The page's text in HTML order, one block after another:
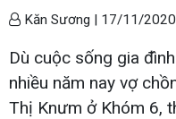
Kăn Sương | 17/11/
Dù cuộc sống gia
nhiều năm nay vợ
Thị Knưm ở Khóm 6,